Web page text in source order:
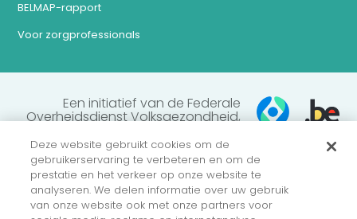
BELMAP-rapport
Voor zorgprofessionals
Juridische mededelingen
Een initiatief van de Federale
Overheidsdienst Volksgezondheid,
Leefmilieu
Deze website gebruikt cookies om de
gebruikerservaring te verbeteren en om de
prestatie en het verkeer op onze website te
analyseren. We delen informatie over uw gebruik
van onze website ook met onze partners voor